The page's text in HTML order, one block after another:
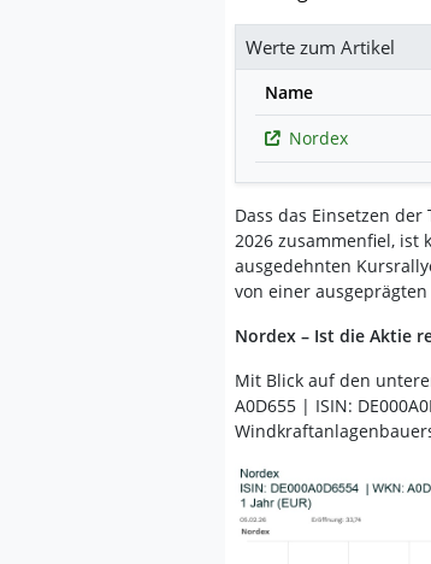
Werte zum Artikel
Name
Nordex
Dass das Einsetzen
2026 zusammenfiel, ist
ausgedehnten
von einer
Nordex – Ist die Aktie
Mit Blick auf den
A0D655 | ISIN: